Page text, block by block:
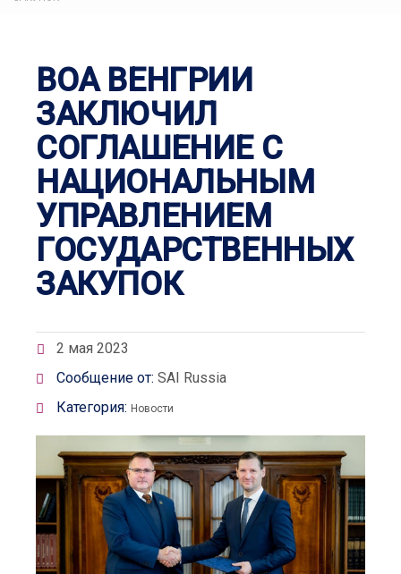
ВОА ВЕНГРИИ
ЗАКЛЮЧИЛ
СОГЛАШЕНИЕ С
НАЦИОНАЛЬНЫМ
УПРАВЛЕНИЕМ
ГОСУДАРСТВЕННЫХ
ЗАКУПОК
2 мая 2023
Сообщение от: SAI Russia
Категория: Новости